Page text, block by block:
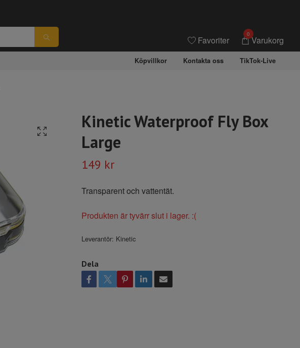
Favoriter
0
Varukorg
Köpvillkor Kontakta oss TikTok-Live
Kinetic Waterproof Fly Box
Large
149 kr
Transparent och vattentät.
Produkten är tyvärr slut i lager. :(
Leverantör: Kinetic
Dela